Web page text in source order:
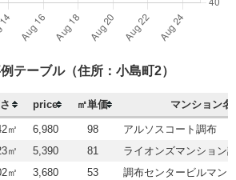
テーブル（住所：小島町2）
price ㎡単価 マンション名
㎡ 6,980 98 アルソスコート調布
㎡ 5,390 81 ライオンズマンション
㎡ 3,680 53 調布センタービルマン